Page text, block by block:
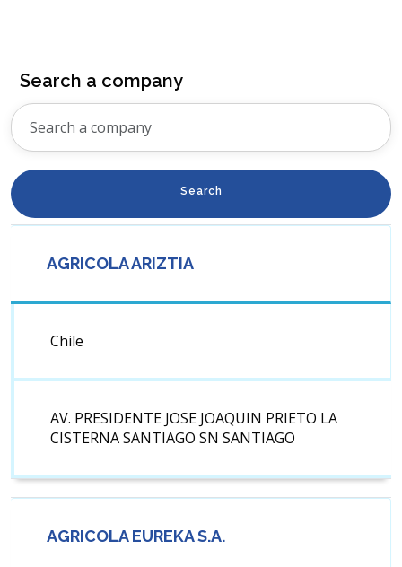
Search a company
Search
AGRICOLA ARIZTIA
Chile
AV. PRESIDENTE JOSE JOAQUIN PRIETO LA
CISTERNA SANTIAGO SN SANTIAGO
AGRICOLA EUREKA S.A.